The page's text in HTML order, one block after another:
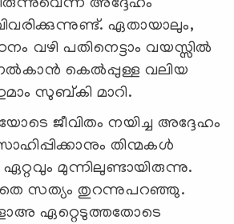
അദ്ദേഹം
ഏതായാലും,
വഴി പതിനെട്ടാം വയസ്സിൽ
കെൽപ്പുള്ള വലിയ
സുബ്കി മാറി.
ജീവിതം നയിച്ച അദ്ദേഹം
തിന്മകൾ
മുന്നിലുണ്ടായിരുന്നു.
സത്യം തുറന്നുപറഞ്ഞു.
ഏറ്റെടുത്തതോടെ